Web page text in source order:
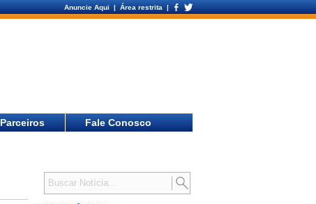
Anuncie Aqui | Área restrita |
Parceiros Fale Conosco